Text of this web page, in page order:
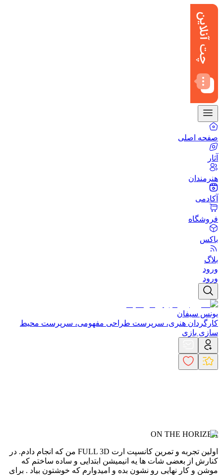
صفحه اصلی
آثار
هنرمندان
آکادمی
فروشگاه
باکس
بلاگ
ورود
ورود
یونس سیفان
کارگردان هنری، سرپرست طراحی مفهومی، سرپرست محیط
سازی بازی
ON THE HORIZEN
اولین تجربه و تمرین کانسپت ارت FULL 3D من که انجام دادم. در
کنارش از بعضی شات ها یه انیمیشن ابتدایی و ساده ساختم که
موشن و کار نهایی رو نشون بده و امیدوارم که خوشتون بیاد . برای